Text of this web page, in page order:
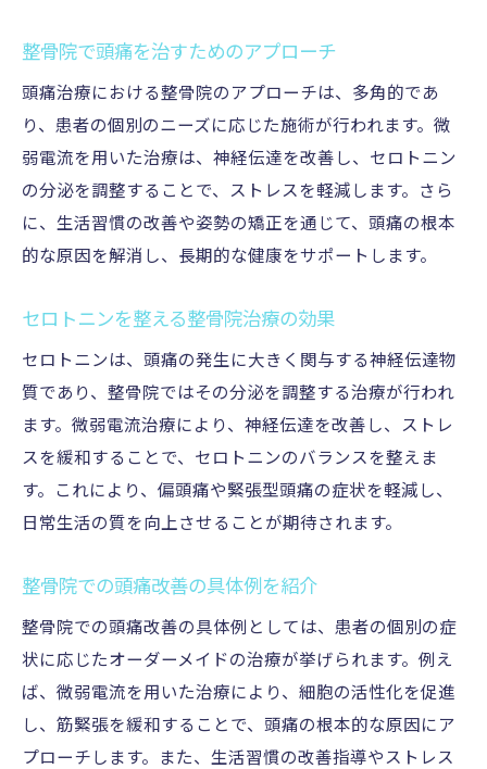
整骨院で頭痛を治すためのアプローチ
頭痛治療における整骨院のアプローチは、多角的であ
り、患者の個別のニーズに応じた施術が行われます。微
弱電流を用いた治療は、神経伝達を改善し、セロトニン
の分泌を調整することで、ストレスを軽減します。さら
に、生活習慣の改善や姿勢の矯正を通じて、頭痛の根本
的な原因を解消し、長期的な健康をサポートします。
セロトニンを整える整骨院治療の効果
セロトニンは、頭痛の発生に大きく関与する神経伝達物
質であり、整骨院ではその分泌を調整する治療が行われ
ます。微弱電流治療により、神経伝達を改善し、ストレ
スを緩和することで、セロトニンのバランスを整えま
す。これにより、偏頭痛や緊張型頭痛の症状を軽減し、
日常生活の質を向上させることが期待されます。
整骨院での頭痛改善の具体例を紹介
整骨院での頭痛改善の具体例としては、患者の個別の症
状に応じたオーダーメイドの治療が挙げられます。例え
ば、微弱電流を用いた治療により、細胞の活性化を促進
し、筋緊張を緩和することで、頭痛の根本的な原因にア
プローチします。また、生活習慣の改善指導やストレス